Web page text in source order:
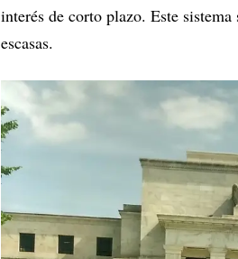
interés de corto plazo. Este
escasas.